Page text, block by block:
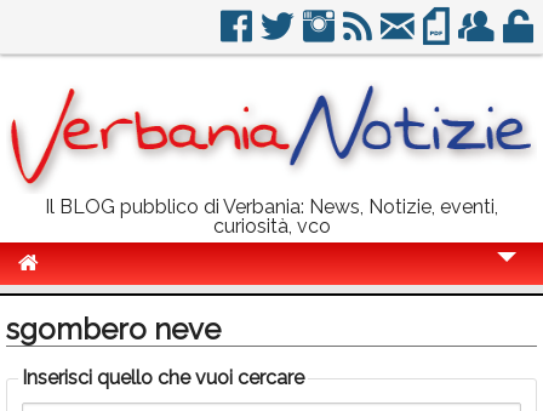
Il BLOG pubblico di Verbania: News, Notizie, eventi,
curiosità, vco
Politica
Sport
sgombero neve
Inserisci quello che vuoi cercare